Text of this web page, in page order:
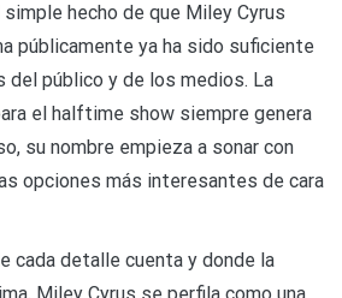
hecho de que Miley Cyrus
públicamente ya ha sido suficiente
del público y de los medios. La
el halftime show siempre genera
su nombre empieza a sonar con
opciones más interesantes de cara
cada detalle cuenta y donde la